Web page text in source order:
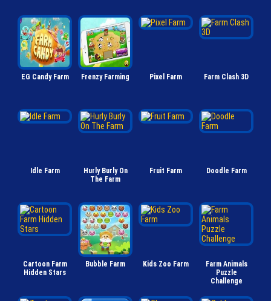
EG Candy Farm Frenzy Farming Pixel Farm Farm Clash 3D
Idle Farm
Hurly Burly On
The Farm
Fruit Farm Doodle Farm
Cartoon Farm
Hidden Stars
Bubble Farm Kids Zoo Farm
Farm Animals
Puzzle
Challenge